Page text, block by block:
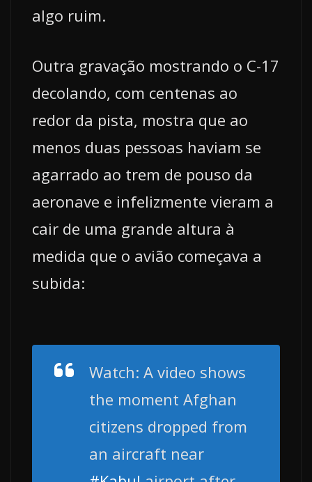
algo ruim.
Outra gravação mostrando o C-17
decolando, com centenas ao
redor da pista, mostra que ao
menos duas pessoas haviam se
agarrado ao trem de pouso da
aeronave e infelizmente vieram a
cair de uma grande altura à
medida que o avião começava a
subida:
Watch: A video shows
the moment Afghan
citizens dropped from
an aircraft near